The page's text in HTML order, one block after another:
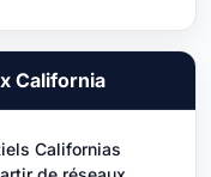
California
Californias